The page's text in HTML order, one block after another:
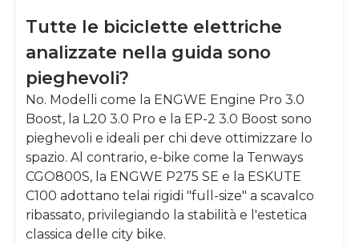
Tutte le biciclette elettriche
analizzate nella guida sono
pieghevoli?
No. Modelli come la ENGWE Engine Pro 3.0
Boost, la L20 3.0 Pro e la EP-2 3.0 Boost sono
pieghevoli e ideali per chi deve ottimizzare lo
spazio. Al contrario, e-bike come la Tenways
CGO800S, la ENGWE P275 SE e la ESKUTE
C100 adottano telai rigidi "full-size" a scavalco
ribassato, privilegiando la stabilità e l'estetica
classica delle city bike.